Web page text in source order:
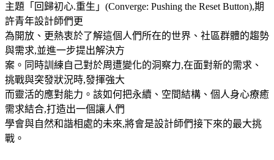
主題「回歸初心.重生」(Converge: Pushing the Reset Button),期
許青年設計師們更
為開放、更熱衷於了解這個人們所在的世界、社區群體的趨勢
與需求,並進一步提出解決方
案。同時訓練自己對於周遭變化的洞察力,在面對新的需求、
挑戰與突發狀況時,發揮強大
而靈活的應對能力。該如何把永續、空間結構、個人身心療癒
需求結合,打造出一個讓人們
學會與自然和諧相處的未來,將會是設計師們接下來的最大挑
戰。